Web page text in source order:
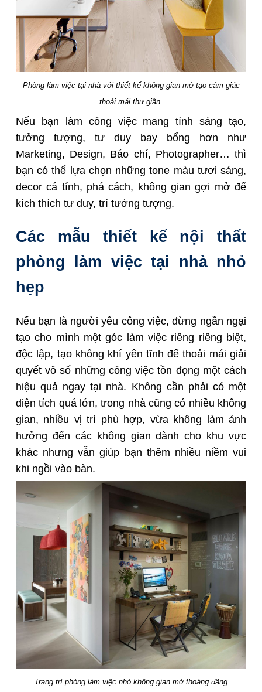
Phòng làm việc tại nhà với thiết kế không gian mở tạo cảm giác
thoải mái thư giãn
Nếu bạn làm công việc mang tính sáng tạo,
tưởng tượng, tư duy bay bổng hơn như
Marketing, Design, Báo chí, Photographer… thì
bạn có thể lựa chọn những tone màu tươi sáng,
decor cá tính, phá cách, không gian gợi mở để
kích thích tư duy, trí tưởng tượng.
Các mẫu thiết kế nội thất
phòng làm việc tại nhà nhỏ
hẹp
Nếu bạn là người yêu công việc, đừng ngần ngại
tạo cho mình một góc làm việc riêng riêng biệt,
độc lập, tạo không khí yên tĩnh để thoải mái giải
quyết vô số những công việc tồn đọng một cách
hiệu quả ngay tại nhà. Không cần phải có một
diện tích quá lớn, trong nhà cũng có nhiều không
gian, nhiều vị trí phù hợp, vừa không làm ảnh
hưởng đến các không gian dành cho khu vực
khác nhưng vẫn giúp bạn thêm nhiều niềm vui
khi ngồi vào bàn.
Trang trí phòng làm việc nhỏ không gian mở thoáng đãng